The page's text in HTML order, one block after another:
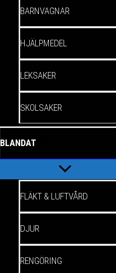
BARNVAGNAR
HJÄLPMEDEL
LEKSAKER
SKOLSAKER
BLANDAT
FLÄKT & LUFTVÅRD
DJUR
RENGÖRING